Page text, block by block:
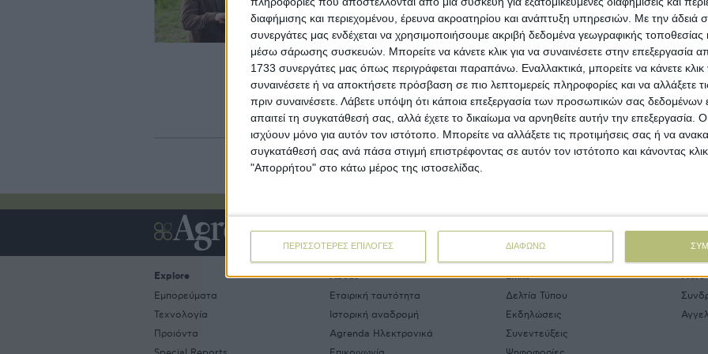
διαφήμισης και περιεχομένου, έρευνα ακροατηρίου και ανάπτυξη υπηρεσιών. Με την άδειά
συνεργάτες μας ενδέχεται να χρησιμοποιήσουμε ακριβή δεδομένα γεωγραφικής τοποθεσίας
μέσω σάρωσης συσκευών. Μπορείτε να κάνετε κλικ για να συναινέσετε στην επεξεργασία
1733 συνεργάτες μας όπως περιγράφεται παραπάνω. Εναλλακτικά, μπορείτε να κάνετε κλικ
συναινέσετε ή να αποκτήσετε πρόσβαση σε πιο λεπτομερείς πληροφορίες και να αλλάξετε
πριν συναινέσετε. Λάβετε υπόψη ότι κάποια επεξεργασία των προσωπικών σας δεδομένων
απαιτεί τη συγκατάθεσή σας, αλλά έχετε το δικαίωμα να αρνηθείτε αυτήν την επεξεργασία.
ισχύουν μόνο για αυτόν τον ιστότοπο. Μπορείτε να αλλάξετε τις προτιμήσεις σας ή να
συγκατάθεσή σας ανά πάσα στιγμή επιστρέφοντας σε αυτόν τον ιστότοπο και κάνοντας
"Απορρήτου" στο κάτω μέρος της ιστοσελίδας.
ΠΕΡΙΣΣΟΤΕΡΕΣ ΕΠΙΛΟΓΕΣ ΔΙΑΦΩΝΩ
Ένας φάκελος μεταρρυθμίσεων επί της πρότασης της Κομισιόν
για τη νέα ΚΑΠ έχει λάβει την έγκριση των αρμόδιων
επιτροπών της Ευρωβουλής και πλέον οι πολιτικές παρατάξεις
της Ευρωβουλής καλούνται να βάλουν τις τελευταίες πινελιές,
προτού πάει προς ψήφιση στην ολομέλεια. Στις τροπολογίες
της Ευρωβουλής, ξεχωρίζει η πρόβλεψη για περιορισμό του
πριμ εξόδου μόνο σε συνταξιούχους αγρότες και όχι σε όσους
είναι κοντά σε ηλικία συνταξιοδότησης, όπως προτείνει το
Συμβούλιο και η Κομισιόν.
Explore
Εμπορεύματα
Τεχνολογία
Προιόντα
About
Εταιρική ταυτότητα
Ιστορική αναδρομή
Agrenda Ηλεκτρονικά
Links
Δελτία Τύπου
Εκδηλώσεις
Συνεντεύξεις
More